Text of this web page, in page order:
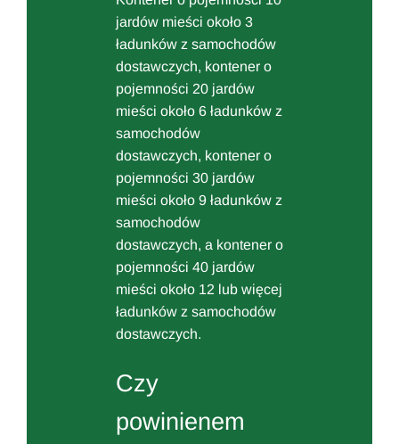
jardów mieści około 3
ładunków z samochodów
dostawczych, kontener o
pojemności 20 jardów
mieści około 6 ładunków z
samochodów
dostawczych, kontener o
pojemności 30 jardów
mieści około 9 ładunków z
samochodów
dostawczych, a kontener o
pojemności 40 jardów
mieści około 12 lub więcej
ładunków z samochodów
dostawczych.
Czy
powinienem